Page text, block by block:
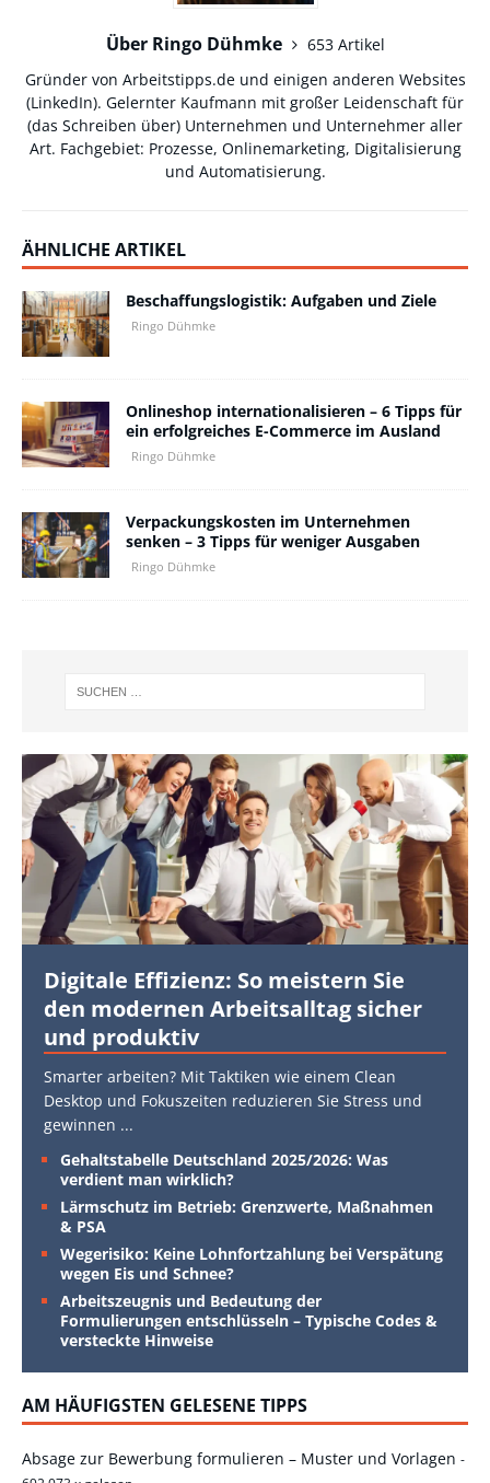
Über Ringo Dühmke
653 Artikel
Gründer von Arbeitstipps.de und einigen anderen Websites
(LinkedIn). Gelernter Kaufmann mit großer Leidenschaft für
(das Schreiben über) Unternehmen und Unternehmer aller
Art. Fachgebiet: Prozesse, Onlinemarketing, Digitalisierung
und Automatisierung.
ÄHNLICHE ARTIKEL
Beschaffungslogistik: Aufgaben und Ziele
Ringo Dühmke
Onlineshop internationalisieren – 6 Tipps für
ein erfolgreiches E-Commerce im Ausland
Ringo Dühmke
Verpackungskosten im Unternehmen
senken – 3 Tipps für weniger Ausgaben
Ringo Dühmke
Digitale Effizienz: So meistern Sie
den modernen Arbeitsalltag sicher
und produktiv
Smarter arbeiten? Mit Taktiken wie einem Clean
Desktop und Fokuszeiten reduzieren Sie Stress und
gewinnen ...
Gehaltstabelle Deutschland 2025/2026: Was
verdient man wirklich?
Lärmschutz im Betrieb: Grenzwerte, Maßnahmen
& PSA
Wegerisiko: Keine Lohnfortzahlung bei Verspätung
wegen Eis und Schnee?
Arbeitszeugnis und Bedeutung der
Formulierungen entschlüsseln – Typische Codes &
versteckte Hinweise
AM HÄUFIGSTEN GELESENE TIPPS
Absage zur Bewerbung formulieren – Muster und Vorlagen -